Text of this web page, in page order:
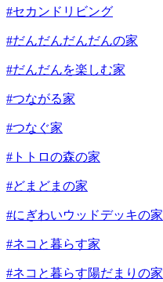
#セカンドリビング
#だんだんだんだんの家
#だんだんを楽しむ家
#つながる家
#つなぐ家
#トトロの森の家
#どまどまの家
#にぎわいウッドデッキの家
#ネコと暮らす家
#ネコと暮らす陽だまりの家